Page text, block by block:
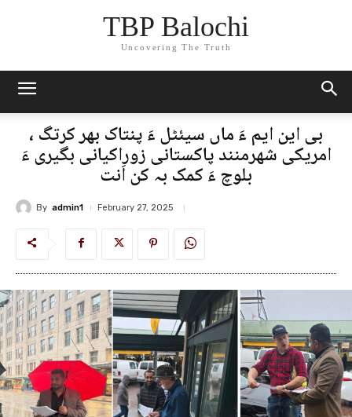
TBP Balochi
Uncovering The Truth
بی این ایم ءَ ماں سیئٹل ءَ پنتاک بھر کرتگ ،
امریکی شھرمنند پاکستانی زوراکیانی بگیری ءَ
بلوچ ءَ کمک بہ کن اَنت
By admin1 February 27, 2025